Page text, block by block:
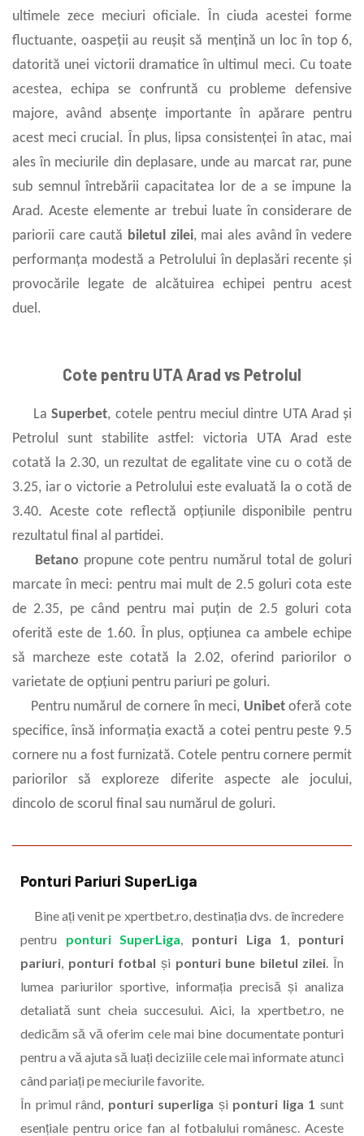
ultimele zece meciuri oficiale. În ciuda acestei forme
fluctuante, oaspeții au reușit să mențină un loc în top 6,
datorită unei victorii dramatice în ultimul meci. Cu toate
acestea, echipa se confruntă cu probleme defensive
majore, având absențe importante în apărare pentru
acest meci crucial. În plus, lipsa consistenței în atac, mai
ales în meciurile din deplasare, unde au marcat rar, pune
sub semnul întrebării capacitatea lor de a se impune la
Arad. Aceste elemente ar trebui luate în considerare de
pariorii care caută biletul zilei, mai ales având în vedere
performanța modestă a Petrolului în deplasări recente și
provocările legate de alcătuirea echipei pentru acest
duel.
Cote pentru UTA Arad vs Petrolul
LaSuperbet, cotele pentru meciul dintre UTA Arad și
Petrolul sunt stabilite astfel: victoria UTA Arad este
cotată la 2.30, un rezultat de egalitate vine cu o cotă de
3.25, iar o victorie a Petrolului este evaluată la o cotă de
3.40. Aceste cote reflectă opțiunile disponibile pentru
rezultatul final al partidei.
Betano propune cote pentru numărul total de goluri
marcate în meci: pentru mai mult de 2.5 goluri cota este
de 2.35, pe când pentru mai puțin de 2.5 goluri cota
oferită este de 1.60. În plus, opțiunea ca ambele echipe
să marcheze este cotată la 2.02, oferind pariorilor o
varietate de opțiuni pentru pariuri pe goluri.
Pentru numărul de cornere în meci, Unibetoferă cote
specifice, însă informația exactă a cotei pentru peste 9.5
cornere nu a fost furnizată. Cotele pentru cornere permit
pariorilor să exploreze diferite aspecte ale jocului,
dincolo de scorul final sau numărul de goluri.
Ponturi Pariuri SuperLiga
Bine ați venit pe xpertbet.ro, destinația dvs. de încredere
pentru ponturi SuperLiga, ponturi Liga 1, ponturi
pariuri, ponturi fotbal și ponturi bune biletul zilei. În
lumea pariurilor sportive, informația precisă și analiza
detaliată sunt cheia succesului. Aici, la xpertbet.ro, ne
dedicăm să vă oferim cele mai bine documentate ponturi
pentru a vă ajuta să luați deciziile cele mai informate atunci
când pariați pe meciurile favorite.
În primul rând, ponturi superliga și ponturi liga 1 sunt
esențiale pentru orice fan al fotbalului românesc. Aceste